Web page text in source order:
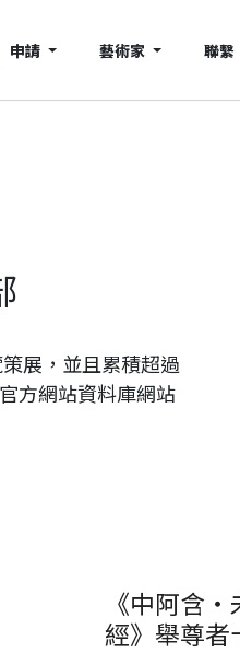
申請 藝術家 聯繫
展，並且累積超過
方網站資料庫網站
《中阿含
經》舉尊者